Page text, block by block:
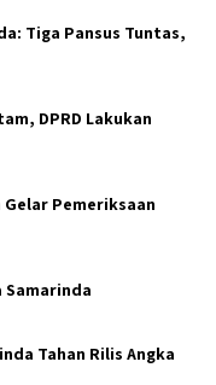
Tiga Pansus Tuntas,
DPRD Lakukan
Gelar Pemeriksaan
Samarinda
Tahan Rilis Angka